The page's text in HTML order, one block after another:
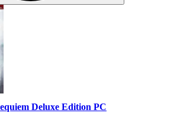
Deluxe Edition PC